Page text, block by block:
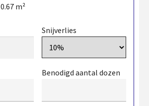
0.67 m²
Snijverlies
Benodigd aantal dozen